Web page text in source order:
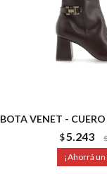
BOTA VENET -
$5.243